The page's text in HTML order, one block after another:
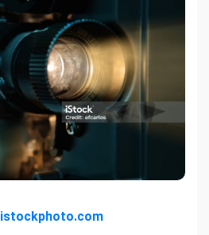
istockphoto.com